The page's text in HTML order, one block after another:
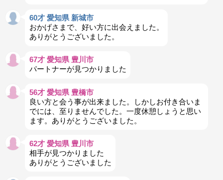
60才 愛知県 新城市
おかげさまで、好い方に出会えました。
ありがとうございました。
67才 愛知県 豊川市
パートナーが見つかりました
56才 愛知県 豊橋市
良い方と会う事が出来ました。しかしお付き合いま
でには、至りませんでした。一度休憩しょうと思い
ます。ありがとうございました。
62才 愛知県 豊川市
相手が見つかりました
ありがとうございました